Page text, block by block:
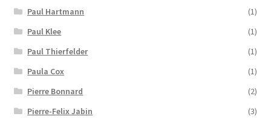
Paul Hartmann
(1)
Paul Klee
(1)
Paul Thierfelder
(1)
Paula Cox
(1)
Pierre Bonnard
(2)
Pierre-Felix Jabin
(3)